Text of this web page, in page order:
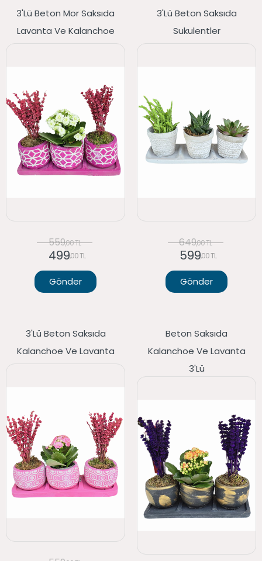
3'lü Beton Mor Saksıda
Lavanta Ve Kalanchoe
559,00 TL
499,00 TL
Gönder
3'lü Beton Saksıda
Sukulentler
649,00 TL
599,00 TL
Gönder
3'lü Beton Saksıda
Kalanchoe Ve Lavanta
Beton Saksıda
Kalanchoe Ve Lavanta
3'lü